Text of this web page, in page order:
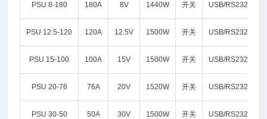
PSU 8-180 180A 8V 1440W 开关 USB/RS232/LAN
PSU 12.5-120 120A 12.5V 1500W 开关 USB/RS232/LAN
PSU 15-100 100A 15V 1500W 开关 USB/RS232/LAN
PSU 20-76 76A 20V 1520W 开关 USB/RS232/LAN
PSU 30-50 50A 30V 1500W 开关 USB/RS232/LAN